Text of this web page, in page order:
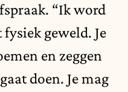
“Ik word
geweld. Je
en zeggen
doen. Je mag